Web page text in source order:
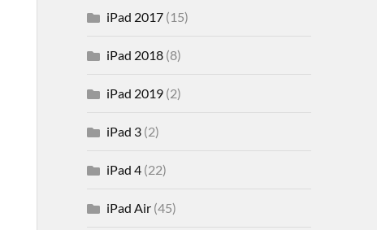
iPad 2017(15)
iPad 2018(8)
iPad 2019(2)
iPad 3(2)
iPad 4(22)
iPad Air(45)